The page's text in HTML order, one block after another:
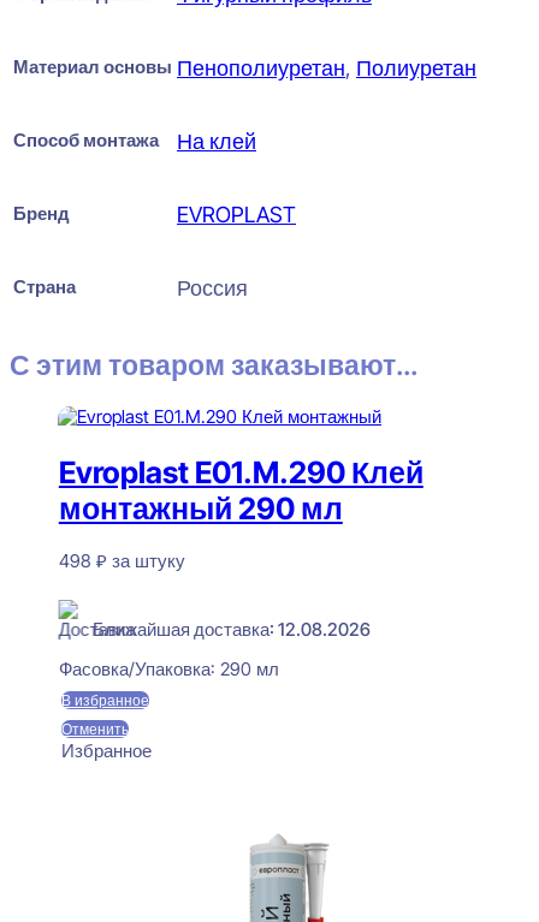
Материал основы Пенополиуретан, Полиуретан
Способ монтажа На клей
Бренд EVROPLAST
Страна Россия
С этим товаром заказывают...
Evroplast E01.M.290 Клей
монтажный 290 мл
498 ₽ за штуку
Ближайшая доставка: 12.08.2026
Фасовка/Упаковка: 290 мл
В избранное
Отменить
Избранное